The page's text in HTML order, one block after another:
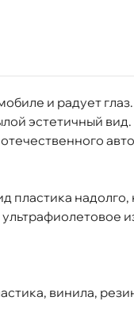
и радует
эстетичный вид.
пластика надолго,
винила,
2000₽) Срочная